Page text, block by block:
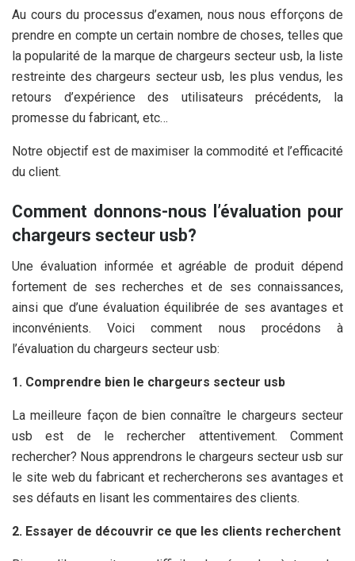
Au cours du processus d’examen, nous nous efforçons de
prendre en compte un certain nombre de choses, telles que
la popularité de la marque de chargeurs secteur usb, la liste
restreinte des chargeurs secteur usb, les plus vendus, les
retours d’expérience des utilisateurs précédents, la
promesse du fabricant, etc…
Notre objectif est de maximiser la commodité et l’efficacité
du client.
Comment donnons-nous l’évaluation pour
chargeurs secteur usb?
Une évaluation informée et agréable de produit dépend
fortement de ses recherches et de ses connaissances,
ainsi que d’une évaluation équilibrée de ses avantages et
inconvénients. Voici comment nous procédons à
l’évaluation du chargeurs secteur usb:
1. Comprendre bien le chargeurs secteur usb
La meilleure façon de bien connaître le chargeurs secteur
usb est de le rechercher attentivement. Comment
rechercher? Nous apprendrons le chargeurs secteur usb sur
le site web du fabricant et rechercherons ses avantages et
ses défauts en lisant les commentaires des clients.
2. Essayer de découvrir ce que les clients recherchent